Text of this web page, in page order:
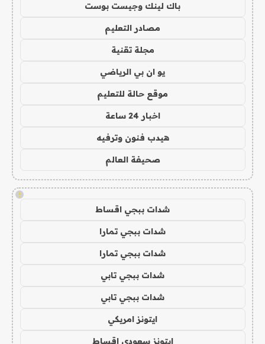
باك لينك وجيست بوست
مصادر التعليم
مجلة تقنية
يو ان بي الرياضي
موقع حالة للتعليم
اخبار 24 ساعة
هيدب فنون وترفيه
صحيفة العالم
!
شدات ببجي اقساط
شدات ببجي تمارا
شدات ببجي تمارا
شدات ببجي تابي
شدات ببجي تابي
ايتونز امريكي
ايتونز سعودي اقساط